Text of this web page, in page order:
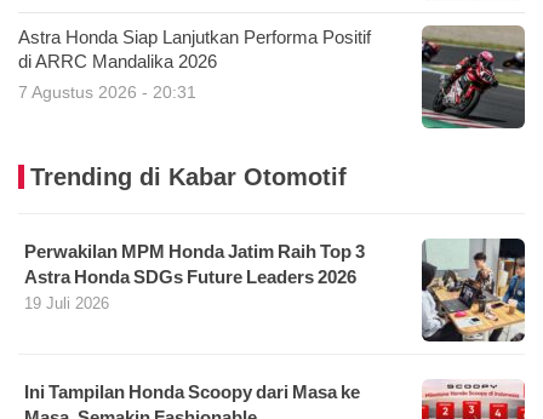
Astra Honda Siap Lanjutkan Performa Positif
di ARRC Mandalika 2026
7 Agustus 2026 - 20:31
Trending di Kabar Otomotif
Perwakilan MPM Honda Jatim Raih Top 3
Astra Honda SDGs Future Leaders 2026
19 Juli 2026
Ini Tampilan Honda Scoopy dari Masa ke